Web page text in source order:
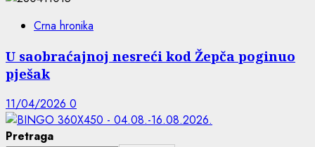
Crna hronika
U saobraćajnoj nesreći kod Žepča poginuo
pješak
11/04/2026 0
Pretraga